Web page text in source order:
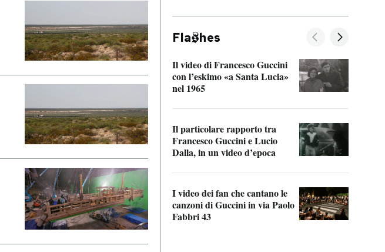
Fla hes
Il video di Francesco Guccini
con l’eskimo «a Santa Lucia»
nel 1965
Il particolare rapporto tra
Francesco Guccini e Lucio
Dalla, in un video d’epoca
I video dei fan che cantano le
canzoni di Guccini in via Paolo
Fabbri 43